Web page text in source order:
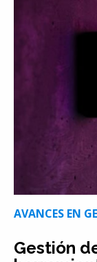
AVANCES EN
Gestión